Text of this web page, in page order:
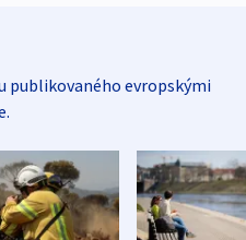
publikovaného evropskými